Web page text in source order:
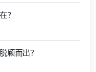
？
颖而出？